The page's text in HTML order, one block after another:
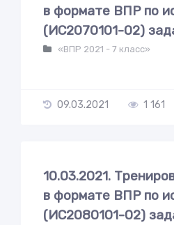
в формате ВПР по
(ИС2070101-02)
«ВПР 2021 - 7 класс»
09.03.2021 1 161
10.03.2021.
в формате ВПР по
(ИС2080101-02)